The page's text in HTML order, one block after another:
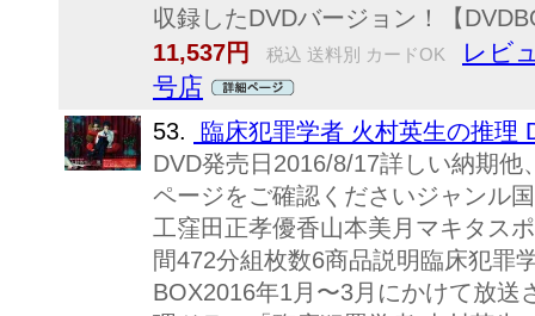
収録したDVDバージョン！【
11,537円
税込 送料別 カードOK
レビ
号店
53.
臨床犯罪学者 火村英生の推理
DVD発売日2016/8/17詳しい納期
ページをご確認くださいジャンル
工窪田正孝優香山本美月マキタス
間472分組枚数6商品説明臨床犯罪
BOX2016年1月〜3月にかけて放送